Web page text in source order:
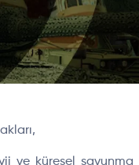
ve küresel